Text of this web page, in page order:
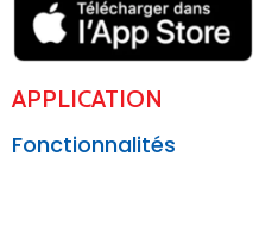
APPLICATION
Fonctionnalités